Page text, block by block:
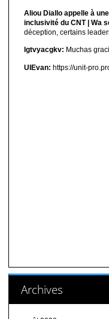
Aliou Diallo appelle à
inclusivité du CNT | Wa
déception, certains
lgtvyacgkv: Muchas
UIEvan: https://unit-
Archives